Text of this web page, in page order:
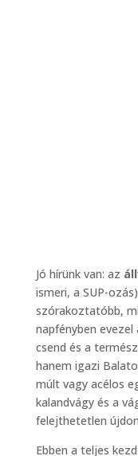
Jó hírünk van: az
ismeri, a SUP-
szórakoztatóbb,
napfényben
csend és a
hanem igazi
múlt vagy acélos
kalandvágy és a
felejthetetlen
Ebben a teljes